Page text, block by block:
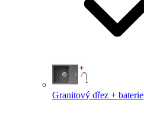
Granitový dřez + baterie